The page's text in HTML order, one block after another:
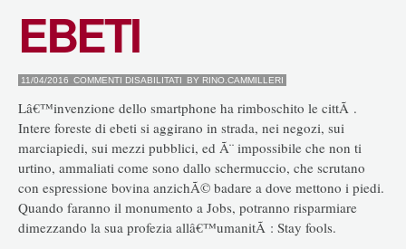
EBETI
11/04/2016 COMMENTI DISABILITATI SU
BY RINO.CAMMILLERI
Lâ€™invenzione dello smartphone ha rimboschito le cittÃ .
Intere foreste di ebeti si aggirano in strada, nei negozi, sui
marciapiedi, sui mezzi pubblici, ed Ã¨ impossibile che non ti
urtino, ammaliati come sono dallo schermuccio, che scrutano
con espressione bovina anzichÃ© badare a dove mettono i piedi.
Quando faranno il monumento a Jobs, potranno risparmiare
dimezzando la sua profezia allâ€™umanitÃ : Stay fools.